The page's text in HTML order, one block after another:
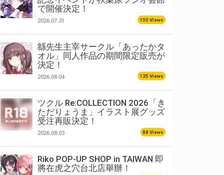
で開催決定！
2026.07.31 150 Views
緜先生主宰サークル「あったかタ
オル」同人作品の期間限定販売が
決定！
2026.08.04 125 Views
ツクル Re:COLLECTION 2026「き
ただりょうま」イラスト展グッズ
受注再販決定！
2026.08.03 88 Views
Riko POP-UP SHOP in TAIWAN 即
將在虎之穴台北店舉辦！